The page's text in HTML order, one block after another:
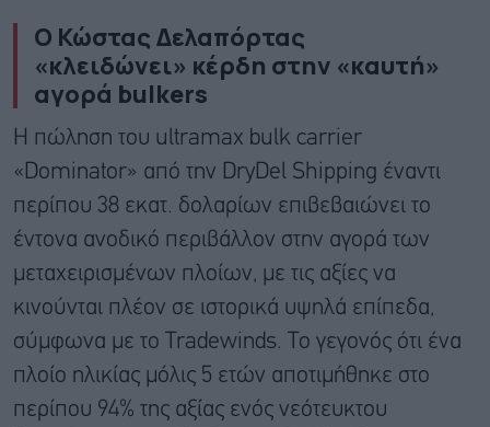
Ο Κώστας Δελαπόρτας
«κλειδώνει» κέρδη στην «καυτή»
αγορά bulkers
Η πώληση του ultramax bulk carrier
«Dominator» από την DryDel Shipping έναντι
περίπου 38 εκατ. δολαρίων επιβεβαιώνει το
έντονα ανοδικό περιβάλλον στην αγορά των
μεταχειρισμένων πλοίων, με τις αξίες να
κινούνται πλέον σε ιστορικά υψηλά επίπεδα,
σύμφωνα με το Tradewinds. Το γεγονός ότι ένα
πλοίο ηλικίας μόλις 5 ετών αποτιμήθηκε στο
περίπου 94% της αξίας ενός νεότευκτου